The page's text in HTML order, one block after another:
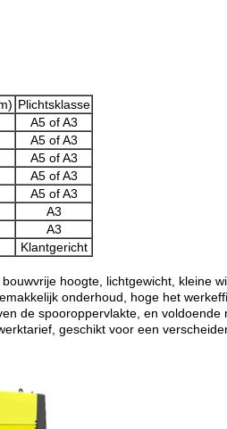
Plichtsklasse
A5 of A3
A5 of A3
A5 of A3
A5 of A3
A5 of A3
A3
A3
Klantgericht
hoogte, lichtgewicht, kleine
onderhoud, hoge het
de spooroppervlakte, en voldoende
geschikt voor een